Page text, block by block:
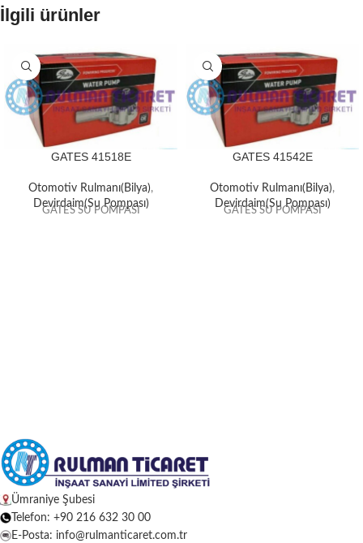
İlgili ürünler
GATES 41518E
Otomotiv Rulmanı(Bilya),
Devirdaim(Su Pompası)
GATES SU POMPASI
GATES 41542E
Otomotiv Rulmanı(Bilya),
Devirdaim(Su Pompası)
GATES SU POMPASI
Ümraniye Şubesi
Telefon: +90 216 632 30 00
E-Posta: info@rulmanticaret.com.tr